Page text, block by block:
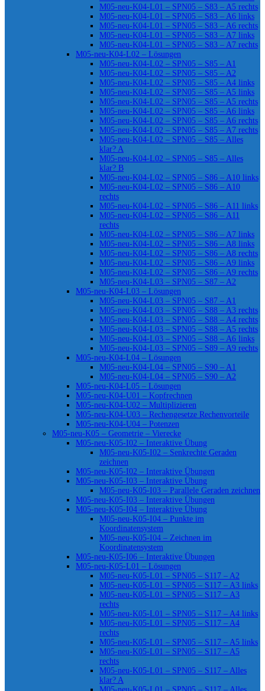
M05-neu-K04-L01 – SPN05 – S83 – A5 rechts
M05-neu-K04-L01 – SPN05 – S83 – A6 links
M05-neu-K04-L01 – SPN05 – S83 – A6 rechts
M05-neu-K04-L01 – SPN05 – S83 – A7 links
M05-neu-K04-L01 – SPN05 – S83 – A7 rechts
M05-neu-K04-L02 – Lösungen
M05-neu-K04-L02 – SPN05 – S85 – A1
M05-neu-K04-L02 – SPN05 – S85 – A2
M05-neu-K04-L02 – SPN05 – S85 – A4 links
M05-neu-K04-L02 – SPN05 – S85 – A5 links
M05-neu-K04-L02 – SPN05 – S85 – A5 rechts
M05-neu-K04-L02 – SPN05 – S85 – A6 links
M05-neu-K04-L02 – SPN05 – S85 – A6 rechts
M05-neu-K04-L02 – SPN05 – S85 – A7 rechts
M05-neu-K04-L02 – SPN05 – S85 – Alles
klar? A
M05-neu-K04-L02 – SPN05 – S85 – Alles
klar? B
M05-neu-K04-L02 – SPN05 – S86 – A10 links
M05-neu-K04-L02 – SPN05 – S86 – A10
rechts
M05-neu-K04-L02 – SPN05 – S86 – A11 links
M05-neu-K04-L02 – SPN05 – S86 – A11
rechts
M05-neu-K04-L02 – SPN05 – S86 – A7 links
M05-neu-K04-L02 – SPN05 – S86 – A8 links
M05-neu-K04-L02 – SPN05 – S86 – A8 rechts
M05-neu-K04-L02 – SPN05 – S86 – A9 links
M05-neu-K04-L02 – SPN05 – S86 – A9 rechts
M05-neu-K04-L03 – SPN05 – S87 – A2
M05-neu-K04-L03 – Lösungen
M05-neu-K04-L03 – SPN05 – S87 – A1
M05-neu-K04-L03 – SPN05 – S88 – A3 rechts
M05-neu-K04-L03 – SPN05 – S88 – A4 rechts
M05-neu-K04-L03 – SPN05 – S88 – A5 rechts
M05-neu-K04-L03 – SPN05 – S88 – A6 links
M05-neu-K04-L03 – SPN05 – S89 – A9 rechts
M05-neu-K04-L04 – Lösungen
M05-neu-K04-L04 – SPN05 – S90 – A1
M05-neu-K04-L04 – SPN05 – S90 – A2
M05-neu-K04-L05 – Lösungen
M05-neu-K04-U01 – Kopfrechnen
M05-neu-K04-U02 – Multiplizieren
M05-neu-K04-U03 – Rechengesetze Rechenvorteile
M05-neu-K04-U04 – Potenzen
M05-neu-K05 – Geometrie – Vierecke
M05-neu-K05-I02 – Interaktive Übung
M05-neu-K05-I02 – Senkrechte Geraden
zeichnen
M05-neu-K05-I02 – Interaktive Übungen
M05-neu-K05-I03 – Interaktive Übung
M05-neu-K05-I03 – Parallele Geraden zeichnen
M05-neu-K05-I03 – Interaktive Übungen
M05-neu-K05-I04 – Interaktive Übung
M05-neu-K05-I04 – Punkte im
Koordinatensystem
M05-neu-K05-I04 – Zeichnen im
Koordinatensystem
M05-neu-K05-I06 – Interaktive Übungen
M05-neu-K05-L01 – Lösungen
M05-neu-K05-L01 – SPN05 – S117 – A2
M05-neu-K05-L01 – SPN05 – S117 – A3 links
M05-neu-K05-L01 – SPN05 – S117 – A3
rechts
M05-neu-K05-L01 – SPN05 – S117 – A4 links
M05-neu-K05-L01 – SPN05 – S117 – A4
rechts
M05-neu-K05-L01 – SPN05 – S117 – A5 links
M05-neu-K05-L01 – SPN05 – S117 – A5
rechts
M05-neu-K05-L01 – SPN05 – S117 – Alles
klar? A